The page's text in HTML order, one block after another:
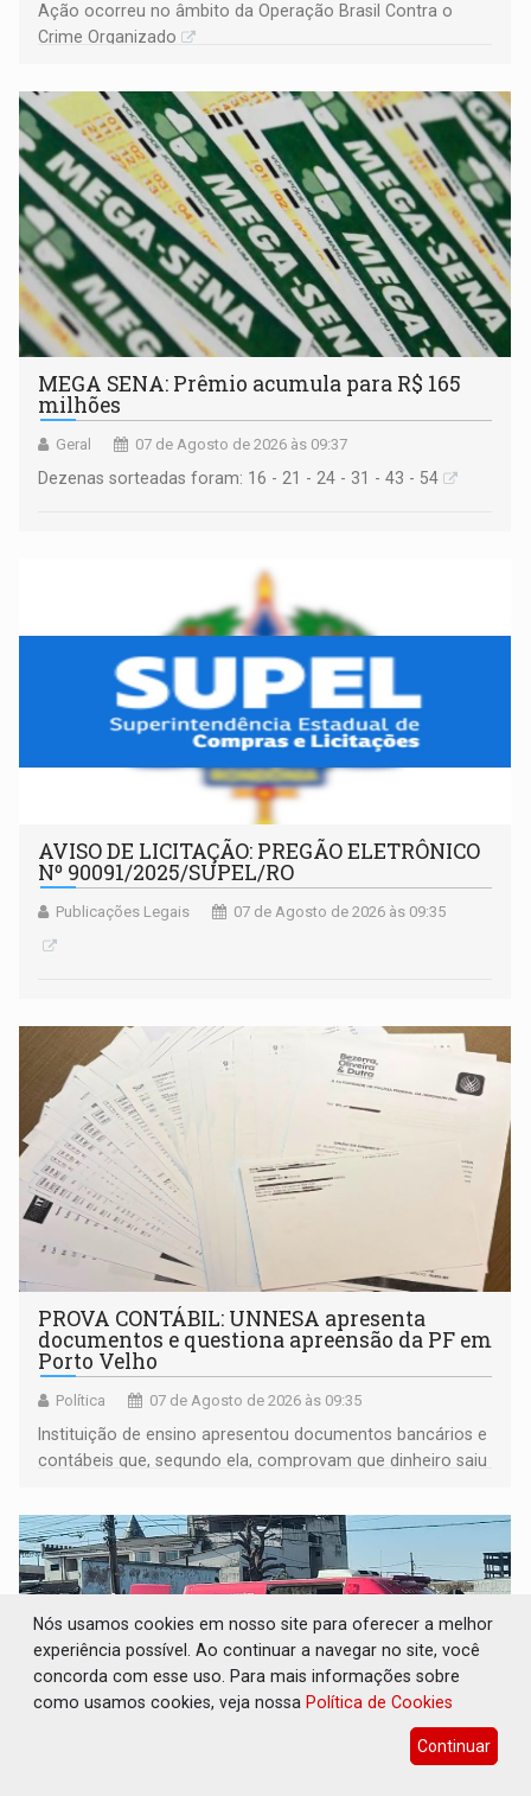
Ação ocorreu no âmbito da Operação Brasil Contra o
Crime Organizado
MEGA SENA: Prêmio acumula para R$ 165
milhões
Geral 07 de Agosto de 2026 às 09:37
Dezenas sorteadas foram: 16 - 21 - 24 - 31 - 43 - 54
AVISO DE LICITAÇÃO: PREGÃO ELETRÔNICO
Nº 90091/2025/SUPEL/RO
Publicações Legais 07 de Agosto de 2026 às 09:35
PROVA CONTÁBIL: UNNESA apresenta
documentos e questiona apreensão da PF em
Porto Velho
Política 07 de Agosto de 2026 às 09:35
Instituição de ensino apresentou documentos bancários e
contábeis que, segundo ela, comprovam que dinheiro saiu
apreendido quando já estava dentro da sede da entidade
— em pleno ano eleitoral em Rondônia
Nós usamos cookies em nosso site para oferecer a melhor
experiência possível. Ao continuar a navegar no site, você
concorda com esse uso. Para mais informações sobre
como usamos cookies, veja nossa Política de Cookies
Continuar